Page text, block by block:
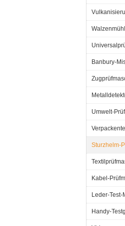
Banbury-
Umwelt-
Sturzhelm-
Kabel-
Leder-Test-
Handy-